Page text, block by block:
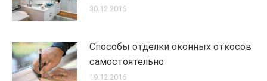
30.12.2016
Способы отделки оконных откосов
самостоятельно
19.12.2016